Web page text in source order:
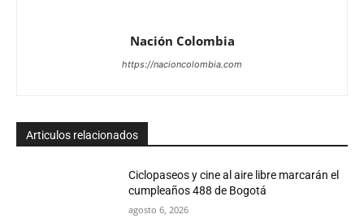
Nación Colombia
https://nacioncolombia.com
Articulos relacionados
Ciclopaseos y cine al aire libre marcarán el
cumpleaños 488 de Bogotá
agosto 6, 2026